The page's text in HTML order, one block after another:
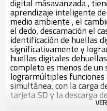
digital másavanzada ,
aprendizaje inteligente
medio ambiente , el
el dedo, descamación el
identificación de huellas
significativamente y
huellas digitales
completo es menos de un
lograrmúltiples funciones
simultánea, con la carga
tarjeta SD y la descarga
registros ,